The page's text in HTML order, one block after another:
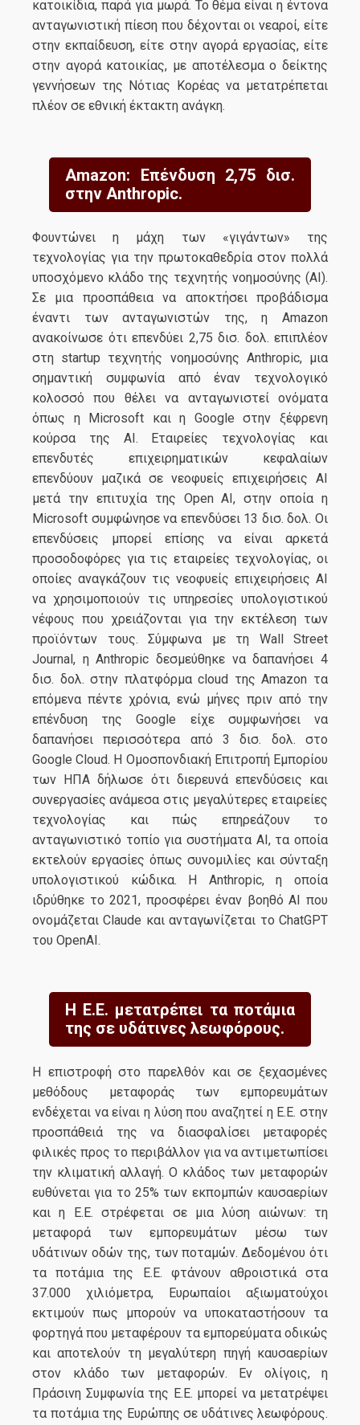
κατοικίδια, παρά για μωρά. Το θέμα είναι η έντονα
ανταγωνιστική πίεση που δέχονται οι νεαροί, είτε
στην εκπαίδευση, είτε στην αγορά εργασίας, είτε
στην αγορά κατοικίας, με αποτέλεσμα ο δείκτης
γεννήσεων της Νότιας Κορέας να μετατρέπεται
πλέον σε εθνική έκτακτη ανάγκη.
Amazon: Επένδυση 2,75 δισ.
στην Anthropic.
Φουντώνει η μάχη των «γιγάντων» της
τεχνολογίας για την πρωτοκαθεδρία στον πολλά
υποσχόμενο κλάδο της τεχνητής νοημοσύνης (ΑΙ).
Σε μια προσπάθεια να αποκτήσει προβάδισμα
έναντι των ανταγωνιστών της, η Amazon
ανακοίνωσε ότι επενδύει 2,75 δισ. δολ. επιπλέον
στη startup τεχνητής νοημοσύνης Anthropic, μια
σημαντική συμφωνία από έναν τεχνολογικό
κολοσσό που θέλει να ανταγωνιστεί ονόματα
όπως η Microsoft και η Google στην ξέφρενη
κούρσα της ΑΙ. Εταιρείες τεχνολογίας και
επενδυτές επιχειρηματικών κεφαλαίων
επενδύουν μαζικά σε νεοφυείς επιχειρήσεις ΑΙ
μετά την επιτυχία της Open AI, στην οποία η
Microsoft συμφώνησε να επενδύσει 13 δισ. δολ. Οι
επενδύσεις μπορεί επίσης να είναι αρκετά
προσοδοφόρες για τις εταιρείες τεχνολογίας, οι
οποίες αναγκάζουν τις νεοφυείς επιχειρήσεις ΑΙ
να χρησιμοποιούν τις υπηρεσίες υπολογιστικού
νέφους που χρειάζονται για την εκτέλεση των
προϊόντων τους. Σύμφωνα με τη Wall Street
Journal, η Anthropic δεσμεύθηκε να δαπανήσει 4
δισ. δολ. στην πλατφόρμα cloud της Amazon τα
επόμενα πέντε χρόνια, ενώ μήνες πριν από την
επένδυση της Google είχε συμφωνήσει να
δαπανήσει περισσότερα από 3 δισ. δολ. στο
Google Cloud. Η Ομοσπονδιακή Επιτροπή Εμπορίου
των ΗΠΑ δήλωσε ότι διερευνά επενδύσεις και
συνεργασίες ανάμεσα στις μεγαλύτερες εταιρείες
τεχνολογίας και πώς επηρεάζουν το
ανταγωνιστικό τοπίο για συστήματα AI, τα οποία
εκτελούν εργασίες όπως συνομιλίες και σύνταξη
υπολογιστικού κώδικα. Η Anthropic, η οποία
ιδρύθηκε το 2021, προσφέρει έναν βοηθό AI που
ονομάζεται Claude και ανταγωνίζεται το ChatGPT
του OpenAI.
H Ε.Ε. μετατρέπει τα ποτάμια
της σε υδάτινες λεωφόρους.
Η επιστροφή στο παρελθόν και σε ξεχασμένες
μεθόδους μεταφοράς των εμπορευμάτων
ενδέχεται να είναι η λύση που αναζητεί η Ε.Ε. στην
προσπάθειά της να διασφαλίσει μεταφορές
φιλικές προς το περιβάλλον για να αντιμετωπίσει
την κλιματική αλλαγή. Ο κλάδος των μεταφορών
ευθύνεται για το 25% των εκπομπών καυσαερίων
και η Ε.Ε. στρέφεται σε μια λύση αιώνων: τη
μεταφορά των εμπορευμάτων μέσω των
υδάτινων οδών της, των ποταμών. Δεδομένου ότι
τα ποτάμια της Ε.Ε. φτάνουν αθροιστικά στα
37.000 χιλιόμετρα, Ευρωπαίοι αξιωματούχοι
εκτιμούν πως μπορούν να υποκαταστήσουν τα
φορτηγά που μεταφέρουν τα εμπορεύματα οδικώς
και αποτελούν τη μεγαλύτερη πηγή καυσαερίων
στον κλάδο των μεταφορών. Εν ολίγοις, η
Πράσινη Συμφωνία της Ε.Ε. μπορεί να μετατρέψει
τα ποτάμια της Ευρώπης σε υδάτινες λεωφόρους.